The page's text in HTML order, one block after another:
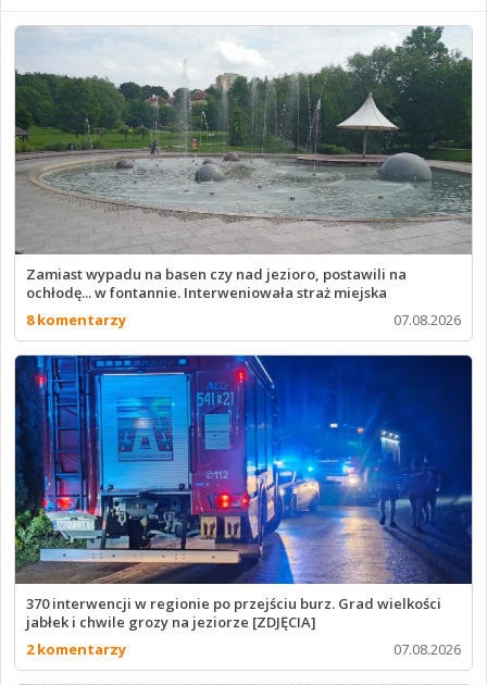
Zamiast wypadu na basen czy nad jezioro, postawili na
ochłodę... w fontannie. Interweniowała straż miejska
8 komentarzy
07.08.2026
370 interwencji w regionie po przejściu burz. Grad wielkości
jabłek i chwile grozy na jeziorze [ZDJĘCIA]
2 komentarzy
07.08.2026